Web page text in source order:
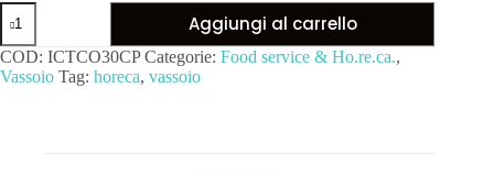
Aggiungi al carrello
COD: ICTCO30CP Categorie: Food service & Ho.re.ca.,
Vassoio Tag: horeca, vassoio